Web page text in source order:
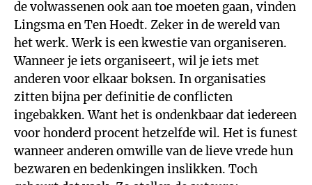
de volwassenen ook aan toe moeten gaan, vinden
Lingsma en Ten Hoedt. Zeker in de wereld van
het werk. Werk is een kwestie van organiseren.
Wanneer je iets organiseert, wil je iets met
anderen voor elkaar boksen. In organisaties
zitten bijna per definitie de conflicten
ingebakken. Want het is ondenkbaar dat iedereen
voor honderd procent hetzelfde wil. Het is funest
wanneer anderen omwille van de lieve vrede hun
bezwaren en bedenkingen inslikken. Toch